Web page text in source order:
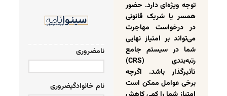
توجه ویژه‌ای دارد. حضور
همسر یا شریک قانونی
در درخواست مهاجرت
می‌تواند بر امتیاز نهایی
شما در سیستم جامع
رتبه‌بندی (CRS)
تأثیرگذار باشد. اگرچه
برخی عوامل ممکن است
نامضروری
نام خانوادگیضروری